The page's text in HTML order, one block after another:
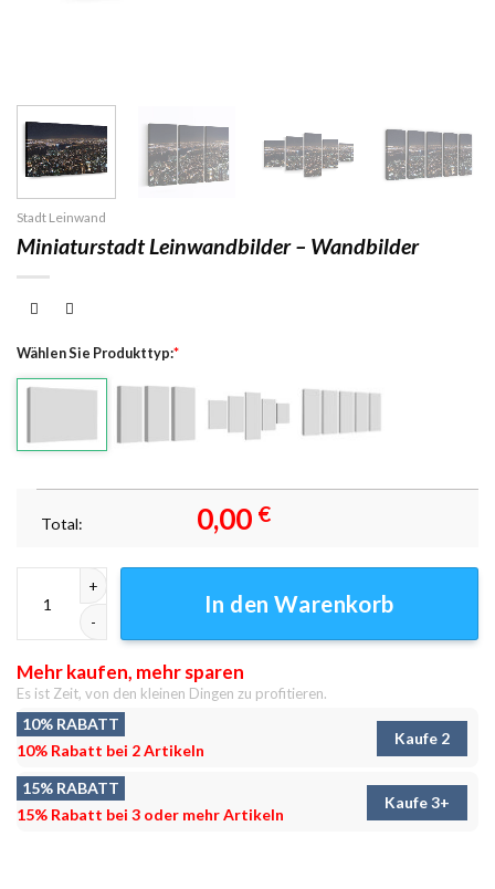
Stadt Leinwand
Miniaturstadt Leinwandbilder – Wandbilder
Wählen Sie Produkttyp:*
Total: 0,00 €
In den Warenkorb
Mehr kaufen, mehr sparen
Es ist Zeit, von den kleinen Dingen zu profitieren.
10% RABATT
10% Rabatt bei 2 Artikeln
Kaufe 2
15% RABATT
15% Rabatt bei 3 oder mehr Artikeln
Kaufe 3+